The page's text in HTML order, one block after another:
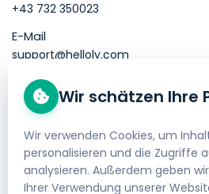
+43 732 350023
E-Mail
support@helloly.com
Gut zu wissen
Webhosting bestellen
Impressum
Wir schätzen Ihre
Wir verwenden Cookies, um
personalisieren und die Zugriffe
analysieren. Außerdem geben
Ihrer Verwendung unserer